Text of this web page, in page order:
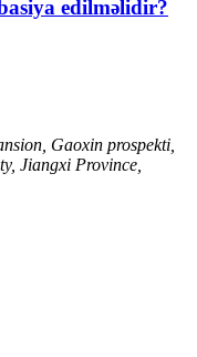
edilməlidir?
Gaoxin prospekti,
Jiangxi Province,